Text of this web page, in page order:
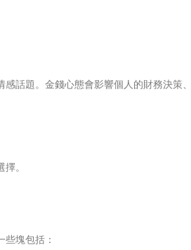
話題。金錢心態會影響個人的財務決策
。
塊包括：